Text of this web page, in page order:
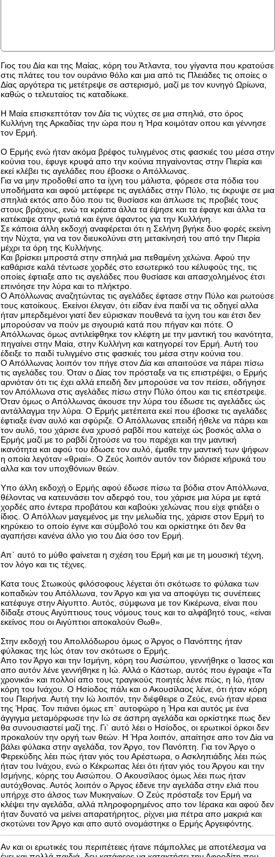
Γιος του Δία και της Μαίας, κόρη του Άτλαντα, του γίγαντα που κρατούσε
στις πλάτες του τον ουράνιο θόλο και μια από τις Πλειάδες τις οποίες ο
Δίας αργότερα τις μετέτρεψε σε αστερισμό, μαζί με τον κυνηγό Ωρίωνα,
καθώς ο τελευταίος τις καταδίωκε.
Η Μαία επισκεπτόταν τον Δία τις νύχτες σε μια σπηλιά, στο όρος
Κυλλήνη της Αρκαδίας την ώρα που η Ήρα κοιμόταν οπου και γέννησε
τον Ερμή.
Ο Ερμής ενώ ήταν ακόμα βρέφος τυλιγμένος στις φασκιές του μέσα στην
κούνια του, έφυγε κρυφά απο την κούνια πηγαίνοντας στην Πιερία και
εκεί κλέβει τις αγελάδες που έβοσκε ο Απόλλωνας.
Για να μην προδοθεί απο τα ίχνη του μάλιστα, φόρεσε στα πόδια του
υποδήματα και αφού μετέφερε τις αγελάδες στην Πύλο, τις έκρυψε σε μια
σπηλιά εκτός απο δύο που τις θυσίασε και άπλωσε τις προβιές τους
στους βράχους, ενώ τα κρέατα άλλα τα έψησε και τα έφαγε και άλλα τα
κατέκαψε στην φωτιά και έγινε άφαντος για την Κυλλήνη.
Σε κάποια άλλη εκδοχή αναφέρεται ότι η Σελήνη βγήκε δυο φορές εκείνη
την Νύχτα, για να τον διευκολύνει στη μετακίνησή του από την Πιερία
μέχρι τα όρη της Κυλλήνης.
Και βρίσκει μπροστά στην σπηλιά μια πεθαμένη χελώνα. Αφού την
καθάρισε καλά τέντωσε χορδές στο εσωτερικό του κέλυφούς της, τις
οποίες έφτιαξε απο τις αγελάδες που θυσίασε και απασχολημένος έτσι
επινόησε την λύρα και το πλήκτρο.
Ο Απόλλωνας αναζητώντας τις αγελάδες έφτασε στην Πύλο και ρωτούσε
τους κατοίκους. Εκείνοι έλεγαν, ότι είδαν ένα παιδί να τις οδηγεί αλλα
ήταν μπερδεμένοι γιατί δεν εύρισκαν πουθενά τα ίχνη του και έτσι δεν
μπορούσαν να πούν με σιγουριά κατά που πήγαν και πότε. Ο
Απόλλωνας όμως αντιλείφθηκε τον κλέφτη με την μαντική του ικανότητα,
πηγαίνει στην Μαία, στην Κυλλήνη και κατηγορεί τον Ερμή. Αυτή του
έδειξε το παιδί τυλιγμένο στις φασκιές του μέσα στην κούνια του.
Ο Απόλλωνας λοιπόν τον πήγε στον Δία και απαιτούσε να πάρει πίσω
τις αγελάδες του. Όταν ο Δίας τον πρόσταξε να τις επιστρέψει, ο Ερμής
αρνιόταν ότι τις έχει αλλά επειδή δεν μπορούσε να τον πείσει, οδήγησε
τον Απόλλωνα στις αγελάδες πίσω στην Πύλο όπου και τις επέστρεψε.
Όταν όμως ο Απόλλωνας άκουσε την λύρα του έδωσε τις αγελάδες ώς
αντάλλαγμα την λύρα. Ο Ερμής μετέπειτα εκεί που έβοσκε τις αγελάδες
έφτιαξε έναν αυλό και σφύριζε. Ο Απόλλωνας επειδή ήθελε να πάρει και
τον αυλό, του χάρισε ένα χρυσό ραβδί που κατείχε ώς βοσκός αλλα ο
Ερμής μαζί με το ραβδί ζητούσε να του παρέχει και την μαντική
ικανότητα και αφού του έδωσε τον αυλό, έμαθε την μαντική των ψήφων
η οποία λεγόταν «θριαί». Ο Ζεύς λοιπόν αυτόν τον διόρισε κήρυκά του
αλλα και τον υποχθόνιων θεών.
Υπο άλλη εκδοχή ο Ερμής αφού έδωσε πίσω τα βόδια στον Απόλλωνα,
θέλοντας να κατευνάσει τον αδερφό του, του χάρισε μια λύρα με εφτά
χορδές απο έντερα προβάτου και καβούκι χελώνας που είχε φτιάξει ο
ίδιος. Ο Απόλλων μαγεμένος με την μελωδία της, χάρισε στον Ερμή το
κηρύκειο το οποίο έγινε και σύμβολό του και ορκίστηκε ότι δεν θα
αγαπήσει κανένα άλλο γιο του Δία όσο τον Ερμή.
Απ` αυτό το μύθο φαίνεται η σχέση του Ερμή και με τη μουσική τέχνη,
τον λόγο και τις τέχνες.
Κατα τους Στωικούς φιλόσοφους λέγεται ότι σκότωσε το φύλακα των
κοπαδιών του Απόλλωνα, τον Άργο και για να αποφύγει τις συνέπειες
κατέφυγε στην Αίγυπτο. Αυτός, σύμφωνα με τον Κικέρωνα, είναι που
δίδαξε στους Αιγύπτιους τους νόμους τους και το αλφάβητό τους, «είναι
εκείνος που οι Αιγύπτιοι αποκαλούν Θωθ».
Στην εκδοχή του Απολλόδωρου όμως ο Άργος ο Πανόπτης ήταν
φύλακας της Ιώς όταν τον σκότωσε ο Ερμής.
Απο τον Άργο και την Ισμήνη, κόρη του Αισώπου, γεννήθηκε ο Ίασος και
απο αυτόν λένε γεννήθηκε η Ιώ. Αλλά ο Κάστωρ, αυτός που έγραψε «Τα
χρονικά» και πολλοί απο τους τραγικούς ποιητές λένε πώς, η Ιώ, ήταν
κόρη του Ινάχου. Ο Ησίοδος πάλι και ο Ακουσίλαος λένε, ότι ήταν κόρη
του Πειρήνα. Αυτή την Ιώ λοιπόν, την διέφθειρε ο Ζεύς, ενώ ήταν ιέρεια
της Ήρας. Τον πιάνει όμως επ` αυτοφώρο η Ήρα και αυτός με ένα
άγγιγμα μεταμόρφωσε την Ιώ σε άσπρη αγελάδα και ορκίστηκε πως δεν
θα συνουσιαστεί μαζί της. Γι` αυτό λέει ο Ησίοδος, οι ερωτικοί όρκοι δεν
προκαλούν την οργή των θεών. Η Ήρα λοιπόν, απαίτησε απο τον Δία να
βάλει φύλακα στην αγελάδα, τον Άργο, τον Πανόπτη. Για τον Άργο ο
Φερεκύδης λέει πώς ήταν γιός του Αρέστωρα, ο Ασκληπιάδης λέει πώς
ήταν του Ινάχου, ενώ ο Κέκρωπας λέει ότι ήταν γιός του Άργου και την
Ισμήνης, κόρης του Αισώπου. Ο Ακουσίλαος όμως λέει πως ήταν
αυτόχθονας. Αυτός λοιπόν ο Άργος έδενε την αγελάδα στην ελιά που
υπήρχε στο άλσος των Μυκηναίων. Ο Ζεύς πρόσταξε τον Ερμή να
κλέψει την αγελάδα, αλλά πληροφορημένος απο τον Ιέρακα και αφού δεν
ήταν δυνατό να μείνει απαρατήρητος, ρίχνει μια πέτρα απο μακριά και
σκοτώνει τον Άργο και απο αυτό ονομάστηκε ο Ερμής Αργειφόντης.
Αν και οι ερωτικές του περιπέτειες ήτανε πάμπολλες με αποτέλεσμα να